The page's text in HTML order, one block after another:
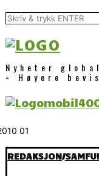
Nyheter
= Høyere
REDAKSJON/